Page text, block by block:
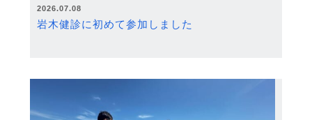
2026.07.08
岩木健診に初めて参加しました